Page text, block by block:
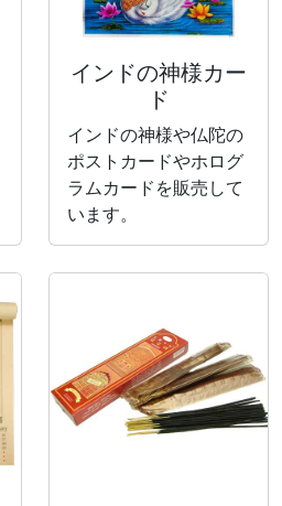
インドの神様カー
ド
インドの神様や仏陀の
ポストカードやホログ
ラムカードを販売して
います。